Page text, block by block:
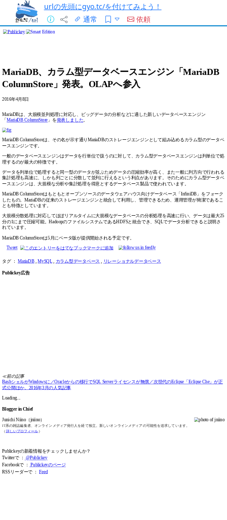
urlの先頭にgyo.tc/を付けてみよう！
通常
依頼